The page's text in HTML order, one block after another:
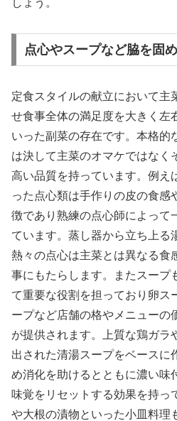
しょう。
点心やスープなど脇を固
定食スタイルの献立において主
せ食事全体の満足度を大きく左
いった副菜の存在です。本格的
は決して主菜のオマケではなく
高い品質を持っています。例え
った点心類は手作りの皮の食感
徴であり熟練の点心師によって
ています。蒸し器から立ち上る
熱々の点心は主菜とは異なる食
事にもたらします。またスープ
て重要な役割を担っており卵ス
ープなど店舗の格やメニューの
が提供されます。上質な鶏ガラ
出された清湯スープをベースに
め消化を助けるとともに濃い味
味覚をリセットする効果を持っ
や大根の漬物といった小皿料理